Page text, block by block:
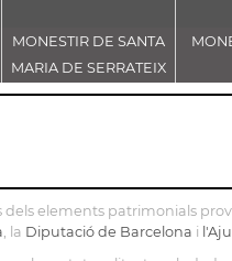
MONESTIR DE SANTA
MARIA DE SERRATEIX
dels elements patrimonials
, la Diputació de Barcelona i